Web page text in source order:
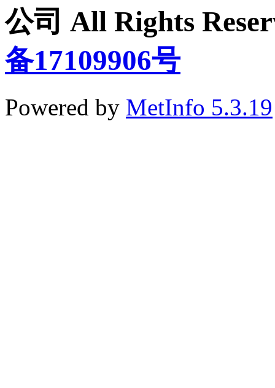
公司 All Rights
备17109906号
Powered by MetInfo 5.3.19